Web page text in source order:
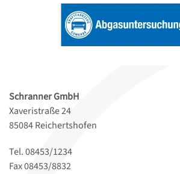
Schranner GmbH
Xaveristraße 24
85084 Reichertshofen
Tel. 08453/1234
Fax 08453/8832